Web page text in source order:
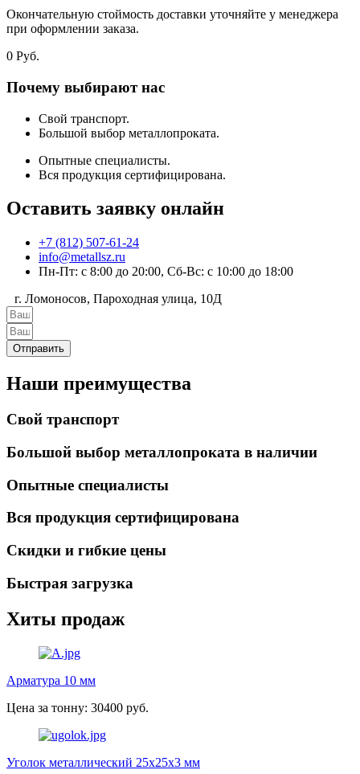
Окончательную стоймость доставки уточняйте у менеджера
при оформлении заказа.
0 Руб.
Почему выбирают нас
Свой транспорт.
Большой выбор металлопроката.
Опытные специалисты.
Вся продукция сертифицирована.
Оставить заявку онлайн
+7 (812) 507-61-24
info@metallsz.ru
Пн-Пт: с 8:00 до 20:00, Сб-Вс: с 10:00 до 18:00
г. Ломоносов, Пароходная улица, 10Д
Отправить
Наши преимущества
Свой транспорт
Большой выбор металлопроката в наличии
Опытные специалисты
Вся продукция сертифицирована
Скидки и гибкие цены
Быстрая загрузка
Хиты продаж
Арматура 10 мм
Цена за тонну: 30400 руб.
Уголок металлический 25х25х3 мм